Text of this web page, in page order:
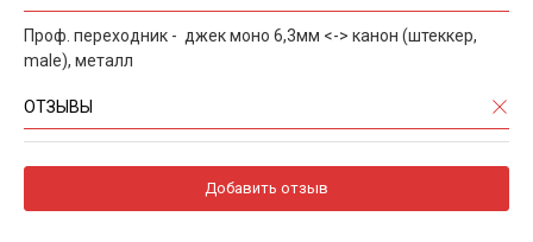
Проф. переходник - джек моно 6,3мм <-> канон (штеккер,
male), металл
ОТЗЫВЫ
Добавить отзыв